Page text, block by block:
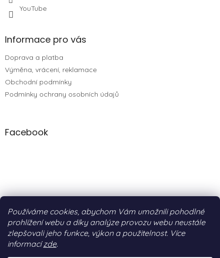
Používáme cookies, abychom Vám umožnili pohodlné
prohlížení webu a díky analýze provozu webu neustále
zlepšovali jeho funkce, výkon a použitelnost. Více
informacízde.
YouTube
Informace pro vás
Doprava a platba
Výměna, vrácení, reklamace
Obchodní podmínky
Podmínky ochrany osobních údajů
Facebook